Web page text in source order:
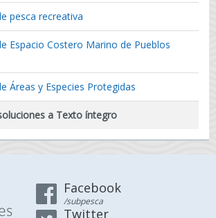
pesca recreativa
Espacio Costero Marino de Pueblos
Áreas y Especies Protegidas
a Texto íntegro
Facebook
/subpesca
Twitter